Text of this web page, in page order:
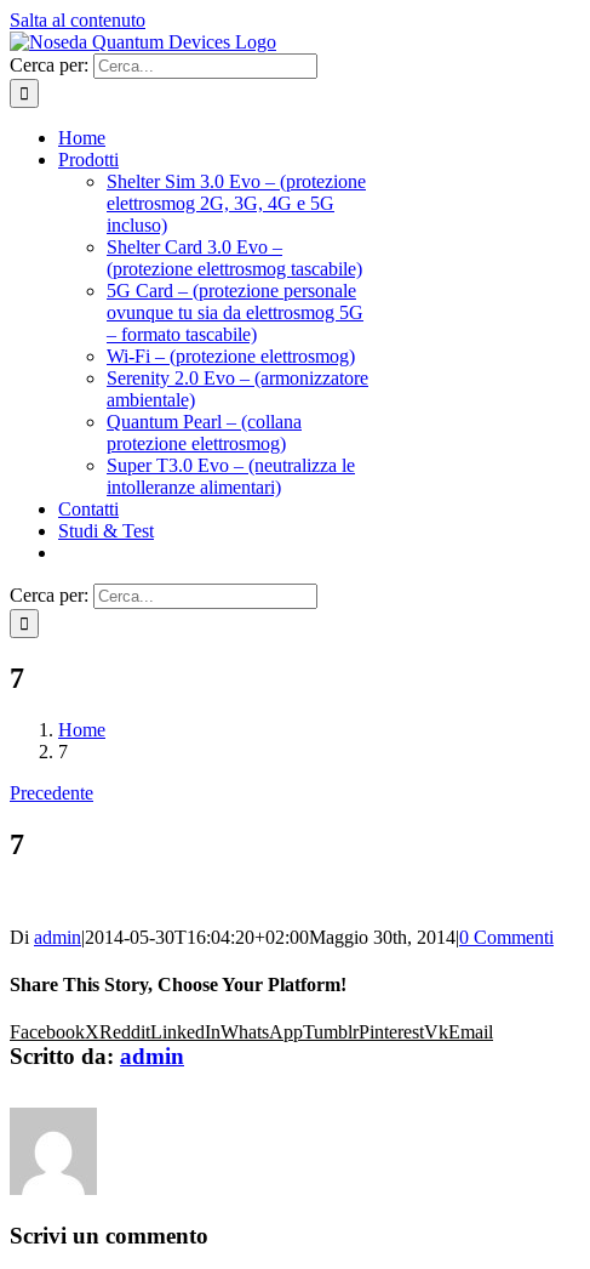
Salta al contenuto
Cerca per:
Home
Prodotti
Shelter Sim 3.0 Evo – (protezione
elettrosmog 2G, 3G, 4G e 5G
incluso)
Shelter Card 3.0 Evo –
(protezione elettrosmog tascabile)
5G Card – (protezione personale
ovunque tu sia da elettrosmog 5G
– formato tascabile)
Wi-Fi – (protezione elettrosmog)
Serenity 2.0 Evo – (armonizzatore
ambientale)
Quantum Pearl – (collana
protezione elettrosmog)
Super T3.0 Evo – (neutralizza le
intolleranze alimentari)
Contatti
Studi & Test
Cerca per:
7
Home
7
Precedente
7
Di admin|2014-05-30T16:04:20+02:00Maggio 30th, 2014|0 Commenti
Share This Story, Choose Your Platform!
FacebookXRedditLinkedInWhatsAppTumblrPinterestVkEmail
Scritto da: admin
Scrivi un commento